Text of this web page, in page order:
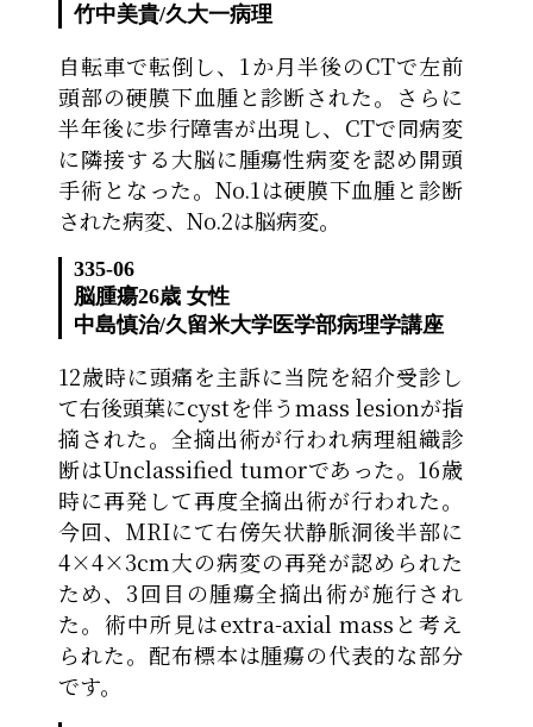
竹中美貴/久大一病理
自転車で転倒し、1か月半後のCTで左前
頭部の硬膜下血腫と診断された。さらに
半年後に歩行障害が出現し、CTで同病変
に隣接する大脳に腫瘍性病変を認め開頭
手術となった。No.1は硬膜下血腫と診断
された病変、No.2は脳病変。
335-06
脳腫瘍26歳 女性
中島慎治/久留米大学医学部病理学講座
12歳時に頭痛を主訴に当院を紹介受診し
て右後頭葉にcystを伴うmass lesionが指
摘された。全摘出術が行われ病理組織診
断はUnclassified tumorであった。16歳
時に再発して再度全摘出術が行われた。
今回、MRIにて右傍矢状静脈洞後半部に
4×4×3cm大の病変の再発が認められた
ため、3回目の腫瘍全摘出術が施行され
た。術中所見はextra-axial massと考え
られた。配布標本は腫瘍の代表的な部分
です。